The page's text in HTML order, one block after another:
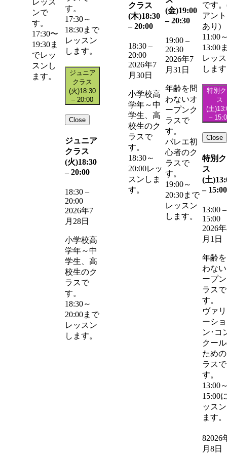
レッス
ンで
す。
17:30〜
19:30ま
でレッ
スンし
ます。
す。
17:30～
18:30まで
レッスン
します。
ジュニア
クラス
(火)18:30
– 20:00
Close
ジュニア
クラス
(火)18:30
– 20:00
18:30 –
20:00
2026年7
月28日
小学校高
学年～中
学生、高
校生のク
ラスで
す。
18:30～
20:00まで
レッスン
します。
クラス
(木)18:30
– 20:00
18:30 –
20:00
2026年7
月30日
小学校高
学年～中
学生、高
校生のク
ラスで
す。
18:30～
20:00レッ
スンしま
す。
(金)19:00
– 20:30
19:00 –
20:30
2026年7
月31日
年齢を問
わないオ
ープンク
ラスで
す。
バレエ初
心者のク
ラスで
す。
19:00～
20:30まで
レッスン
します。
です
アン
あり)
11:00
13:00
レッ
しま
特別
ス
(土)
–
Close
特別
ス
(土)
– 15:00
13:00 –
15:00
2026
月1日
年齢
わな
ープ
ラスで
す。
ヴァ
ーショ
ン･コ
クー
ため
ラスで
す。
13:00
15:00
ッス
ます。
82026
月8日